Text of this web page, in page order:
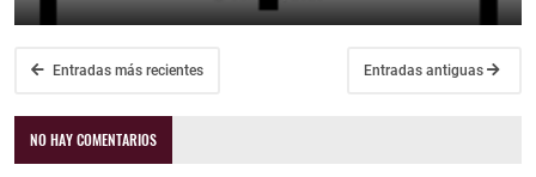
Entradas más recientes Entradas antiguas
NO HAY COMENTARIOS